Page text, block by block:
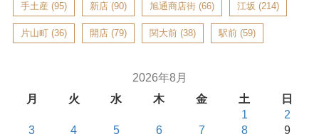
手土産 (95) 新店 (90) 旭通商店街 (66) 江坂 (214)
片山町 (36) 開店 (79) 関大前 (38) 駅前 (59)
2026年8月
月
火 水 木 金 土
日
1
2
3
4 5 6 7 8
9